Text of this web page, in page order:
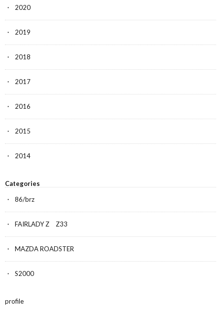
2020
2019
2018
2017
2016
2015
2014
Categories
86/brz
FAIRLADY Z Z33
MAZDA ROADSTER
S2000
profile